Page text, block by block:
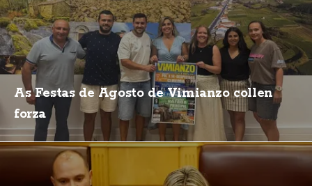
As Festas de Agosto de Vimianzo collen
forza